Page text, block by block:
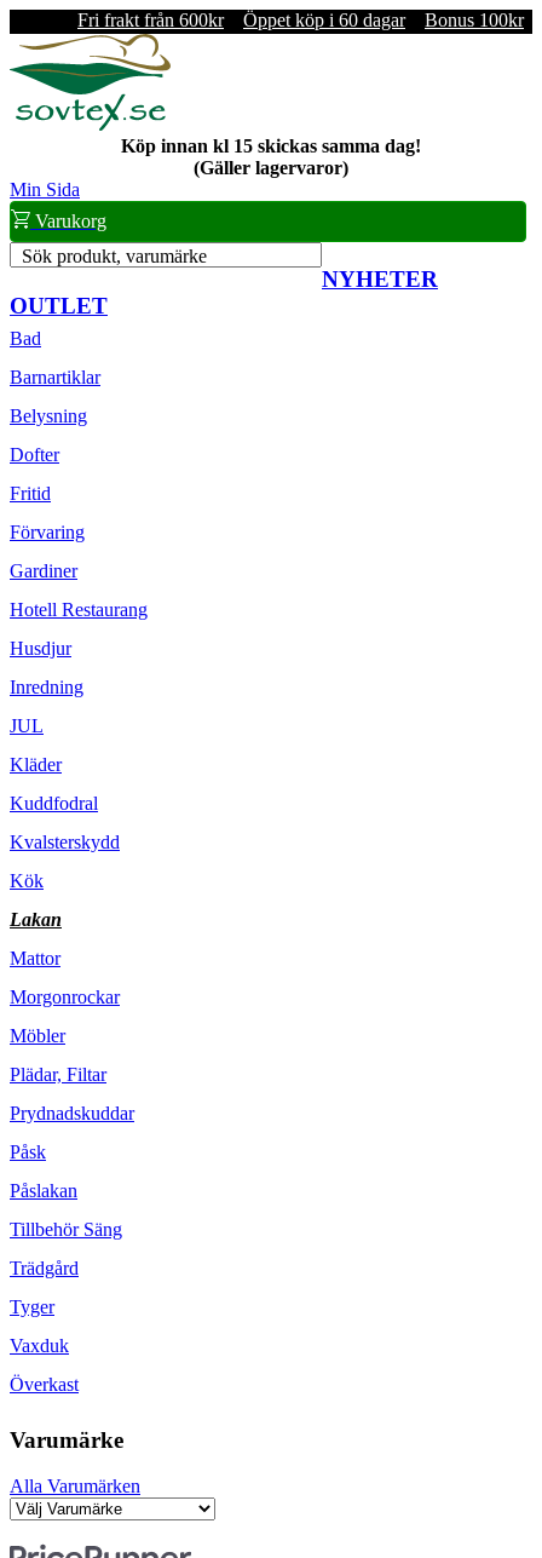
Fri frakt från 600kr Öppet köp i 60 dagar Bonus 100kr
Köp innan kl 15 skickas samma dag!
(Gäller lagervaror)
Min Sida
Varukorg
Sök produkt, varumärke
NYHETER
OUTLET
Bad
Barnartiklar
Belysning
Dofter
Fritid
Förvaring
Gardiner
Hotell Restaurang
Husdjur
Inredning
JUL
Kläder
Kuddfodral
Kvalsterskydd
Kök
Lakan
Mattor
Morgonrockar
Möbler
Plädar, Filtar
Prydnadskuddar
Påsk
Påslakan
Tillbehör Säng
Trädgård
Tyger
Vaxduk
Överkast
Varumärke
Alla Varumärken